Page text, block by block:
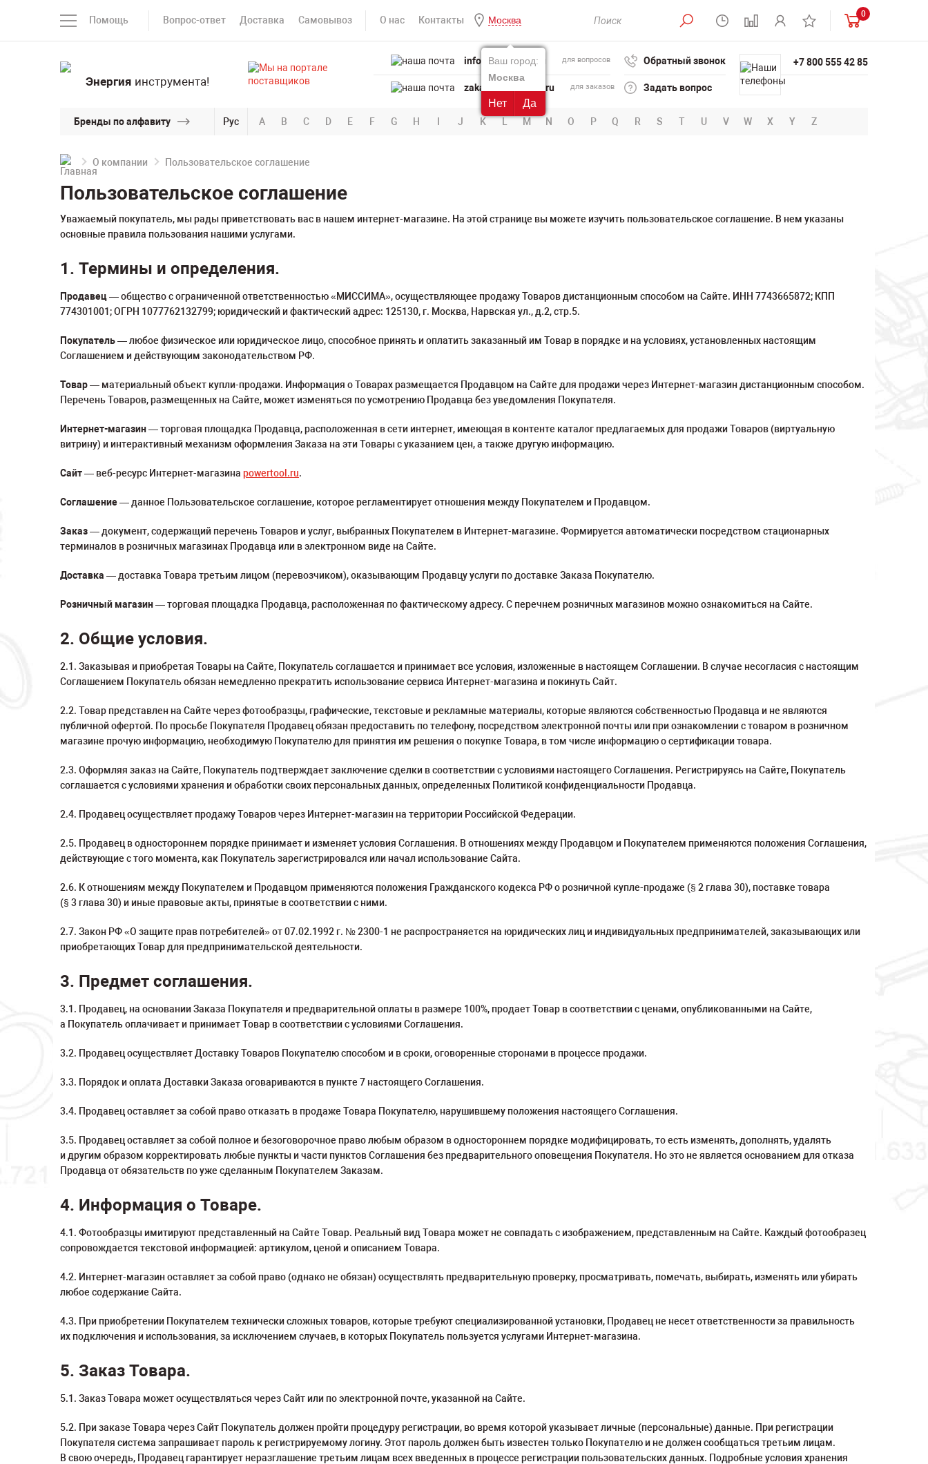
Помощь Вопрос-ответ Доставка Самовывоз О нас Контакты Москва
Ваш город:
Москва
Нет Да
0
Энергия инструмента!
info@powertool.ru для вопросов
zakaz@powertool.ru для заказов
Обратный звонок
Задать вопрос
+7 800 555 42 85
Бренды по алфавиту Рус A B C D E F G H I J K L M N O P Q R S T U V W X Y Z
О компании Пользовательское соглашение
Пользовательское соглашение
Уважаемый покупатель, мы рады приветствовать вас в нашем интернет-магазине. На этой странице вы можете изучить пользовательское соглашение. В нем указаны
основные правила пользования нашими услугами.
1. Термины и определения.
Продавец— общество с ограниченной ответственностью «МИССИМА», осуществляющее продажу Товаров дистанционным способом на Сайте. ИНН 7743665872; КПП
774301001; ОГРН 1077762132799; юридический и фактический адрес: 125130, г. Москва, Нарвская ул., д.2, стр.5.
Покупатель— любое физическое или юридическое лицо, способное принять и оплатить заказанный им Товар в порядке и на условиях, установленных настоящим
Соглашением и действующим законодательством РФ.
Товар— материальный объект купли-продажи. Информация о Товарах размещается Продавцом на Сайте для продажи через Интернет-магазин дистанционным способом.
Перечень Товаров, размещенных на Сайте, может изменяться по усмотрению Продавца без уведомления Покупателя.
Интернет-магазин— торговая площадка Продавца, расположенная в сети интернет, имеющая в контенте каталог предлагаемых для продажи Товаров (виртуальную
витрину) и интерактивный механизм оформления Заказа на эти Товары с указанием цен, а также другую информацию.
Сайт— веб-ресурс Интернет-магазина powertool.ru.
Соглашение— данное Пользовательское соглашение, которое регламентирует отношения между Покупателем и Продавцом.
Заказ— документ, содержащий перечень Товаров и услуг, выбранных Покупателем в Интернет-магазине. Формируется автоматически посредством стационарных
терминалов в розничных магазинах Продавца или в электронном виде на Сайте.
Доставка — доставка Товара третьим лицом (перевозчиком), оказывающим Продавцу услуги по доставке Заказа Покупателю.
Розничный магазин— торговая площадка Продавца, расположенная по фактическому адресу. С перечнем розничных магазинов можно ознакомиться на Сайте.
2. Общие условия.
2.1. Заказывая и приобретая Товары на Сайте, Покупатель соглашается и принимает все условия, изложенные в настоящем Соглашении. В случае несогласия с настоящим
Соглашением Покупатель обязан немедленно прекратить использование сервиса Интернет-магазина и покинуть Сайт.
2.2. Товар представлен на Сайте через фотообразцы, графические, текстовые и рекламные материалы, которые являются собственностью Продавца и не являются
публичной офертой. По просьбе Покупателя Продавец обязан предоставить по телефону, посредством электронной почты или при ознакомлении с товаром в розничном
магазине прочую информацию, необходимую Покупателю для принятия им решения о покупке Товара, в том числе информацию о сертификации товара.
2.3. Оформляя заказ на Сайте, Покупатель подтверждает заключение сделки в соответствии с условиями настоящего Соглашения. Регистрируясь на Сайте, Покупатель
соглашается с условиями хранения и обработки своих персональных данных, определенных Политикой конфиденциальности Продавца.
2.4. Продавец осуществляет продажу Товаров через Интернет-магазин на территории Российской Федерации.
2.5. Продавец в одностороннем порядке принимает и изменяет условия Соглашения. В отношениях между Продавцом и Покупателем применяются положения Соглашения,
действующие с того момента, как Покупатель зарегистрировался или начал использование Сайта.
2.6. К отношениям между Покупателем и Продавцом применяются положения Гражданского кодекса РФ о розничной купле-продаже (§ 2 глава 30), поставке товара
(§ 3 глава 30) и иные правовые акты, принятые в соответствии с ними.
2.7. Закон РФ «О защите прав потребителей» от 07.02.1992 г. № 2300-1 не распространяется на юридических лиц и индивидуальных предпринимателей, заказывающих или
приобретающих Товар для предпринимательской деятельности.
3. Предмет соглашения.
3.1. Продавец, на основании Заказа Покупателя и предварительной оплаты в размере 100%, продает Товар в соответствии с ценами, опубликованными на Сайте,
а Покупатель оплачивает и принимает Товар в соответствии с условиями Соглашения.
3.2. Продавец осуществляет Доставку Товаров Покупателю способом и в сроки, оговоренные сторонами в процессе продажи.
3.3. Порядок и оплата Доставки Заказа оговариваются в пункте 7 настоящего Соглашения.
3.4. Продавец оставляет за собой право отказать в продаже Товара Покупателю, нарушившему положения настоящего Соглашения.
3.5. Продавец оставляет за собой полное и безоговорочное право любым образом в одностороннем порядке модифицировать, то есть изменять, дополнять, удалять
и другим образом корректировать любые пункты и части пунктов Соглашения без предварительного оповещения Покупателя. Но это не является основанием для отказа
Продавца от обязательств по уже сделанным Покупателем Заказам.
4. Информация о Товаре.
4.1. Фотообразцы имитируют представленный на Сайте Товар. Реальный вид Товара может не совпадать с изображением, представленным на Сайте. Каждый фотообразец
сопровождается текстовой информацией: артикулом, ценой и описанием Товара.
4.2. Интернет-магазин оставляет за собой право (однако не обязан) осуществлять предварительную проверку, просматривать, помечать, выбирать, изменять или убирать
любое содержание Сайта.
4.3. При приобретении Покупателем технически сложных товаров, которые требуют специализированной установки, Продавец не несет ответственности за правильность
их подключения и использования, за исключением случаев, в которых Покупатель пользуется услугами Интернет-магазина.
5. Заказ Товара.
5.1. Заказ Товара может осуществляться через Сайт или по электронной почте, указанной на Сайте.
5.2. При заказе Товара через Сайт Покупатель должен пройти процедуру регистрации, во время которой указывает личные (персональные) данные. При регистрации
Покупателя система запрашивает пароль к регистрируемому логину. Этот пароль должен быть известен только Покупателю и не должен сообщаться третьим лицам.
В свою очередь, Продавец гарантирует неразглашение третьим лицам всех введенных в процессе регистрации пользовательских данных. Подробные условия хранения